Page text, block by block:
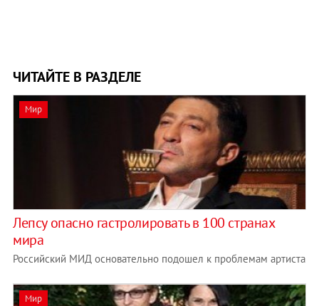
ЧИТАЙТЕ В РАЗДЕЛЕ
Мир
Лепсу опасно гастролировать в 100 странах
мира
Российский МИД основательно подошел к проблемам артиста
Мир